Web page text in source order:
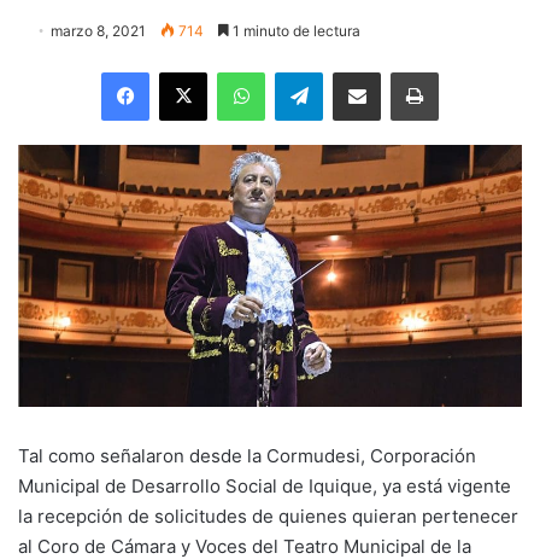
marzo 8, 2021 714 1 minuto de lectura
Facebook
X WhatsAppTelegramEnviar vía email Imprimir
Tal como señalaron desde la Cormudesi, Corporación
Municipal de Desarrollo Social de Iquique, ya está vigente
la recepción de solicitudes de quienes quieran pertenecer
al Coro de Cámara y Voces del Teatro Municipal de la